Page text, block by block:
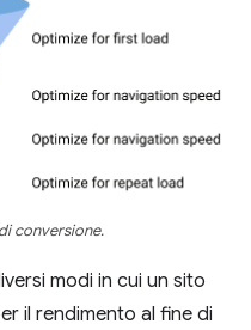
conversione.
modi in cui un sito
il rendimento al fine di